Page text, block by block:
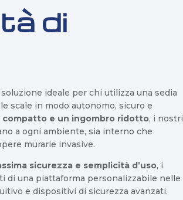
di
ideale per chi utilizza una sedia
scale in modo autonomo, sicuro e
e un ingombro ridotto, i nostri
a ogni ambiente, sia interno che
murarie invasive.
sicurezza e semplicità d’uso, i
di una piattaforma personalizzabile nelle
e dispositivi di sicurezza avanzati.